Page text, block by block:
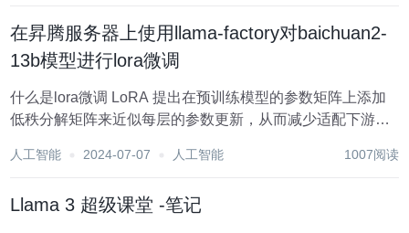
在昇腾服务器上使用llama-factory对baichuan2-
13b模型进行lora微调
什么是lora微调 LoRA 提出在预训练模型的参数矩阵上添加
低秩分解矩阵来近似每层的参数更新，从而减少适配下游任
llama-factory。这个框架集成了对多种模型进行各种训练的
人工智能 2024-07-07 人工智能 1007阅读
Llama 3 超级课堂 -笔记